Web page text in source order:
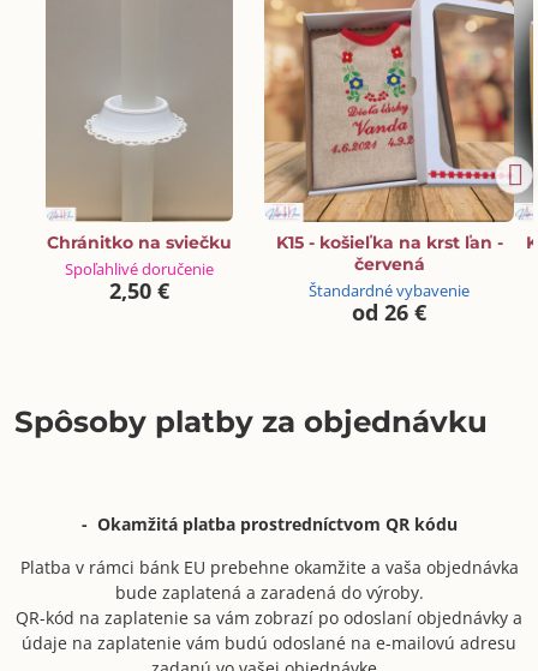
Chránitko na sviečku
Spoľahlivé doručenie
2,50 €
K15 - košieľka na krst ľan -
červená
Štandardné vybavenie
od 26 €
Spôsoby platby za objednávku
- Okamžitá platba prostredníctvom QR kódu
Platba v rámci bánk EU prebehne okamžite a vaša objednávka
bude zaplatená a zaradená do výroby.
QR-kód na zaplatenie sa vám zobrazí po odoslaní objednávky a
údaje na zaplatenie vám budú odoslané na e-mailovú adresu